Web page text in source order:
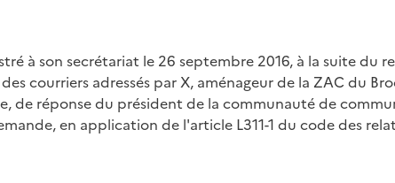
à son secrétariat le 26 septembre 2016, à la suite du
courriers adressés par X, aménageur de la ZAC du
de réponse du président de la communauté de
en application de l'article L311-1 du code des